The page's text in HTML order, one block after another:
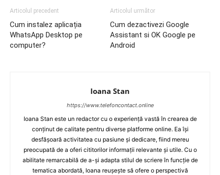
Articolul precedent
Cum instalez aplicația
WhatsApp Desktop pe
computer?
Articolul următor
Cum dezactivezi Google
Assistant si OK Google pe
Android
Ioana Stan
https://www.telefoncontact.online
Ioana Stan este un redactor cu o experiență vastă în crearea de
conținut de calitate pentru diverse platforme online. Ea își
desfășoară activitatea cu pasiune și dedicare, fiind mereu
preocupată de a oferi cititorilor informații relevante și utile. Cu o
abilitate remarcabilă de a-și adapta stilul de scriere în funcție de
tematica abordată, Ioana reușește să ofere o perspectivă